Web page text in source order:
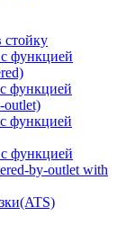
стойку
функцией
функцией
outlet)
функцией
функцией
by-outlet with